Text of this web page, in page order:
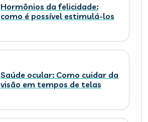
Hormônios da felicidade:
como é possível estimulá-los
Saúde ocular: Como cuidar da
visão em tempos de telas